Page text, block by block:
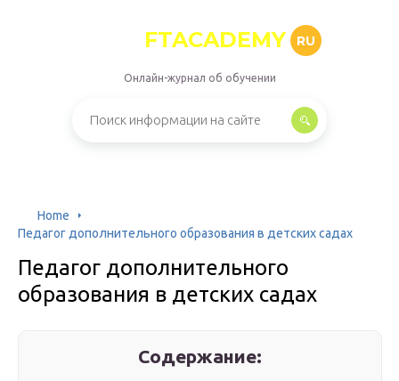
FTACADEMY RU
Онлайн-журнал об обучении
Home
Педагог дополнительного образования в детских садах
Педагог дополнительного
образования в детских садах
Содержание: